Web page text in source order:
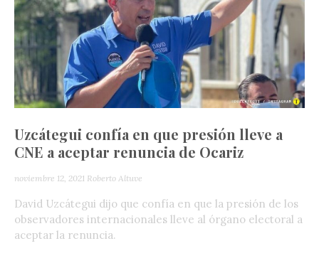
Uzcátegui confía en que presión lleve a
CNE a aceptar renuncia de Ocariz
noviembre 12, 2021 Roberto Altuve
David Uzcátegui dijo que confía en que la presión de los
observadores internacionales lleve al órgano electoral a
aceptar la renuncia.